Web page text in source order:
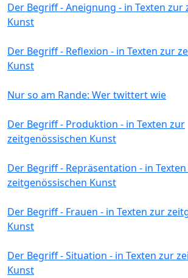
Der Begriff - Aneignung - in Texten zur
Kunst
Der Begriff - Reflexion - in Texten zur
Kunst
Nur so am Rande: Wer twittert wie
Der Begriff - Produktion - in Texten zur
zeitgenössischen Kunst
Der Begriff - Repräsentation - in
zeitgenössischen Kunst
Der Begriff - Frauen - in Texten zur
Kunst
Der Begriff - Situation - in Texten zur
Kunst